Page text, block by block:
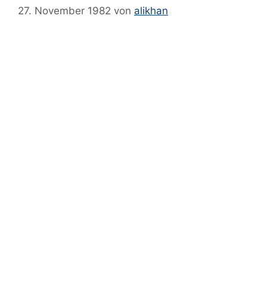
27. November 1982 von alikhan
September 1998